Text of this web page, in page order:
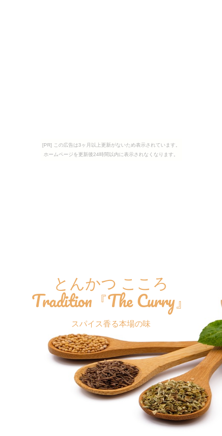
[PR] この広告は3ヶ月以上更新がないため表示されています。
ホームページを更新後24時間以内に表示されなくなります。
とんかつ こころ
Tradition『The Curry』
スパイス香る本場の味